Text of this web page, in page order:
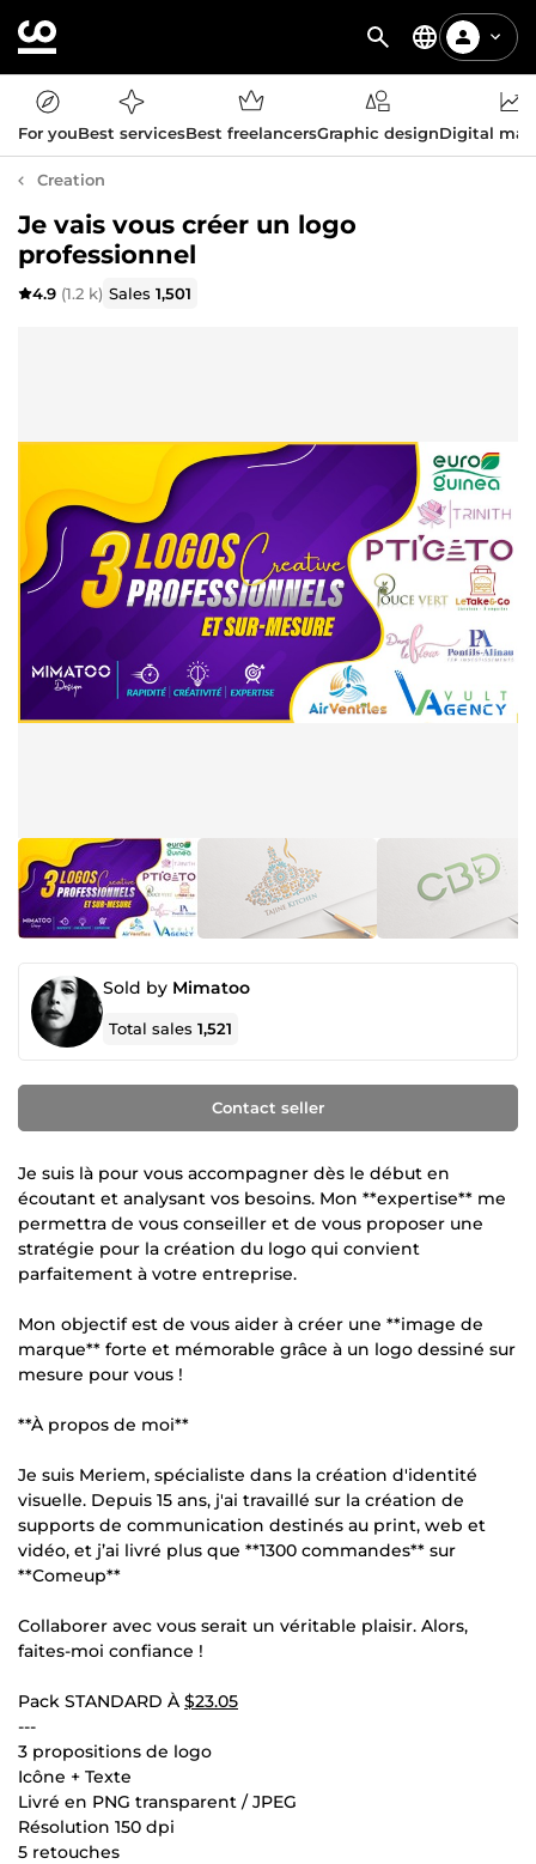
For youBest servicesBest freelancersGraphic designDigital
Creation
Je vais vous créer un logo
professionnel
4.9 (1.2 k) Sales1,501
Sold by Mimatoo
Total sales1,521
Contact seller
Je suis là pour vous accompagner dès le début en
écoutant et analysant vos besoins. Mon **expertise** me
permettra de vous conseiller et de vous proposer une
stratégie pour la création du logo qui convient
parfaitement à votre entreprise.
Mon objectif est de vous aider à créer une **image de
marque** forte et mémorable grâce à un logo dessiné sur
mesure pour vous !
**À propos de moi**
Je suis Meriem, spécialiste dans la création d'identité
visuelle. Depuis 15 ans, j'ai travaillé sur la création de
supports de communication destinés au print, web et
vidéo, et j’ai livré plus que **1300 commandes** sur
**Comeup**
Collaborer avec vous serait un véritable plaisir. Alors,
faites-moi confiance !
Pack STANDARD À $23.05
---
3 propositions de logo
Icône + Texte
Livré en PNG transparent / JPEG
Résolution 150 dpi
5 retouches